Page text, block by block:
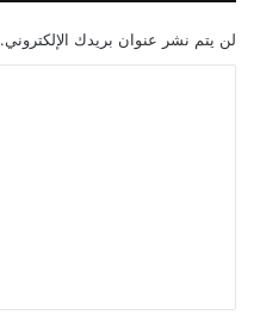
لن يتم نشر عنوان بريدك الإلكتروني.